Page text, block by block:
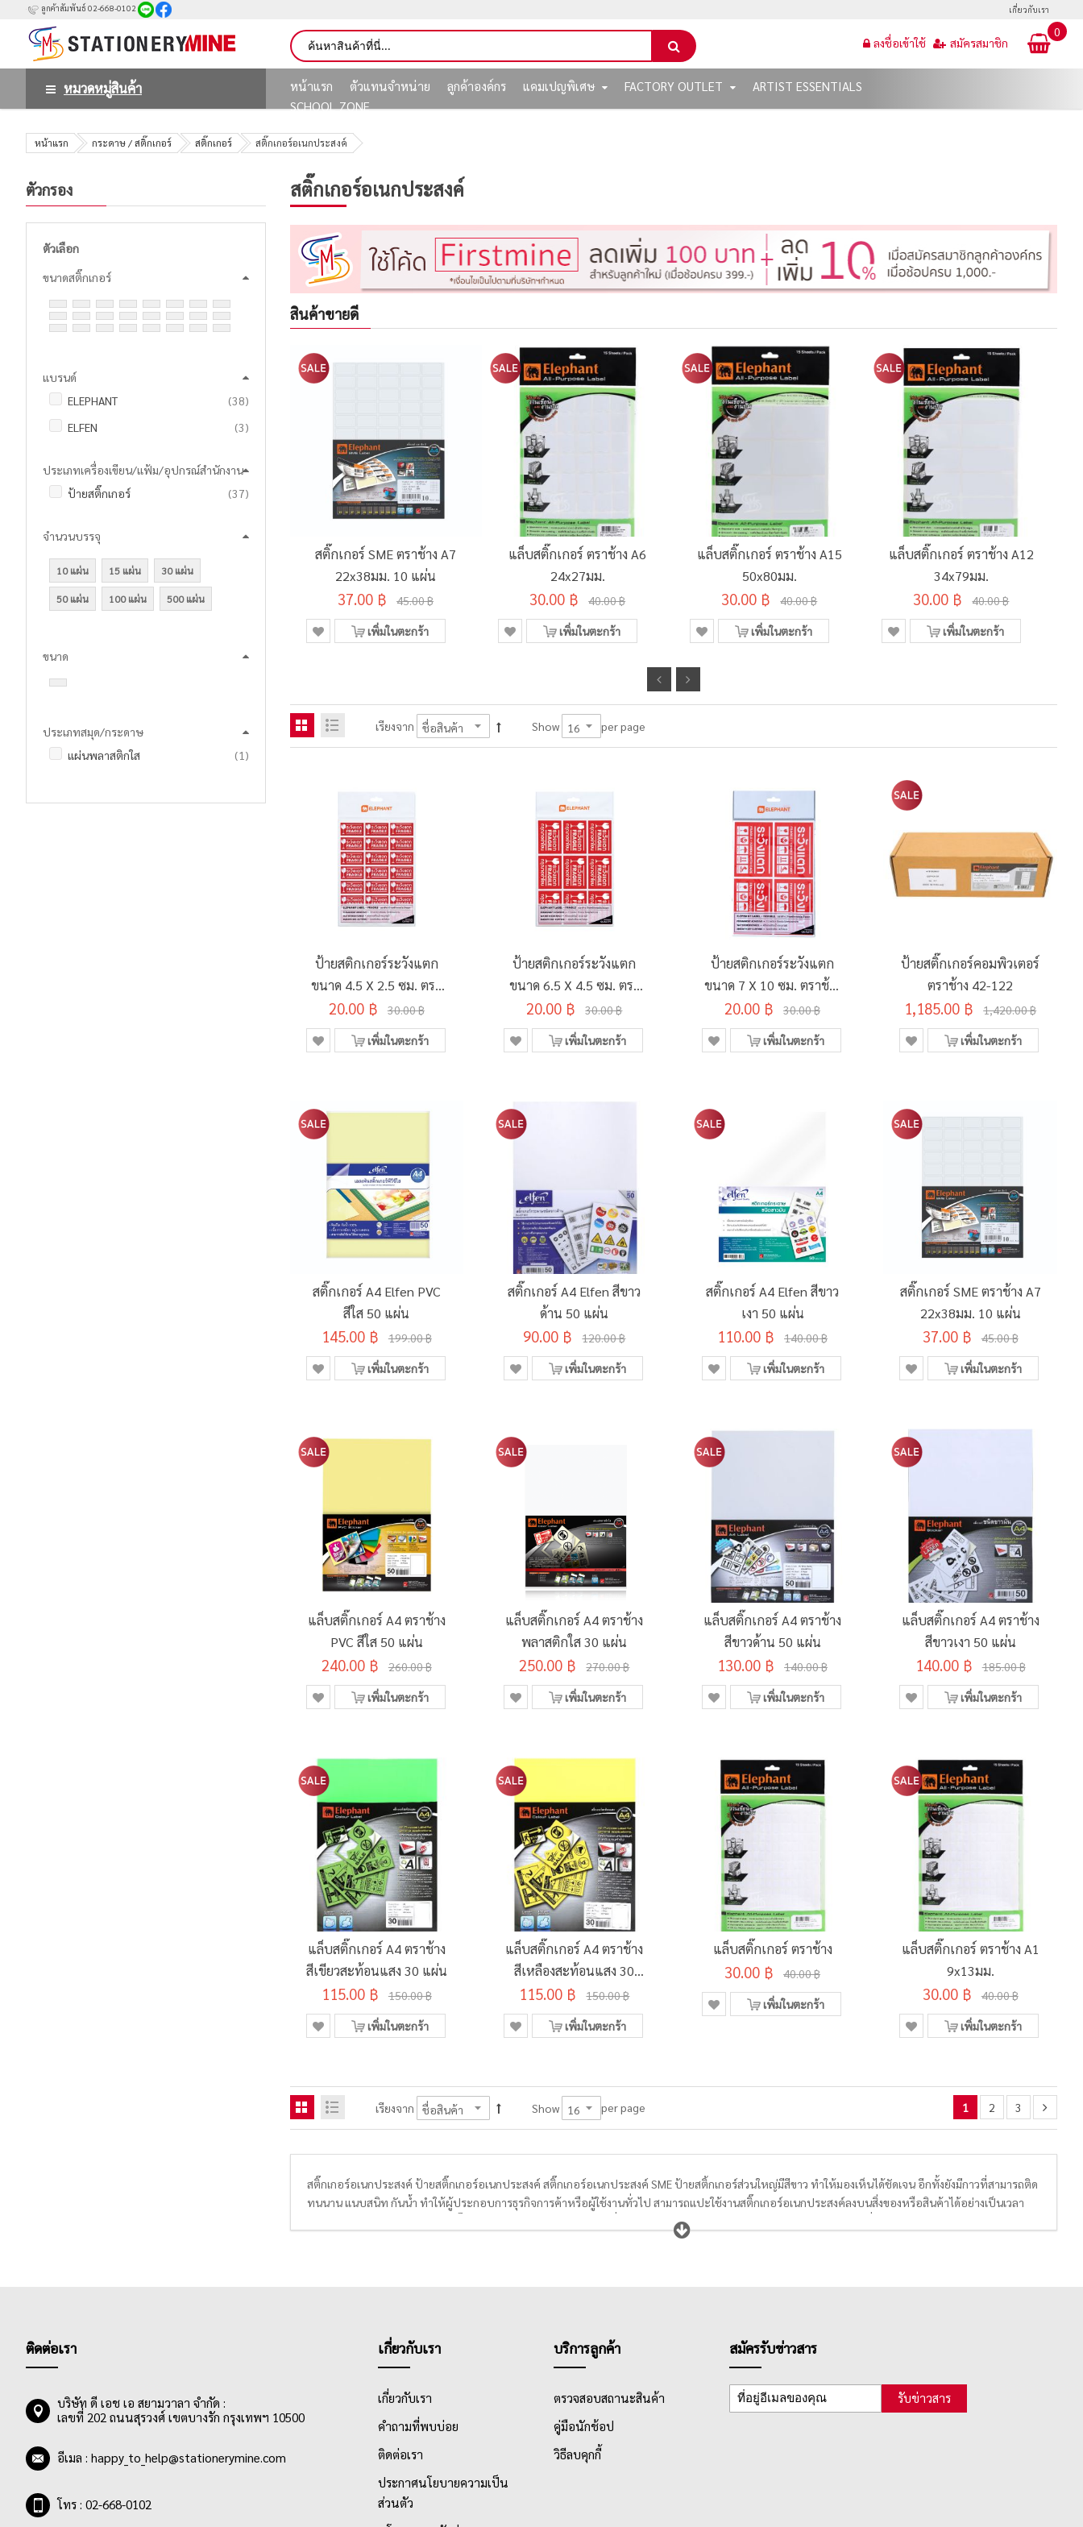
ลูกค้าสัมพันธ์ 02-668-0102 เกี่ยวกับเรา
0
ลงชื่อเข้าใช้ สมัครสมาชิก
หมวดหมู่สินค้า หน้าแรก ตัวแทนจำหน่าย ลูกค้าองค์กร แคมเปญพิเศษ FACTORY OUTLET
ARTIST ESSENTIALS
SCHOOL ZONE
หน้าแรก กระดาษ / สติ๊กเกอร์ สติ๊กเกอร์ สติ๊กเกอร์อเนกประสงค์
สติ๊กเกอร์อเนกประสงค์
สินค้าขายดี
สติ๊กเกอร์ SME ตราช้าง A7
22x38มม. 10 แผ่น
37.00 ฿ 45.00 ฿
เพิ่มในตะกร้า
แล็บสติ๊กเกอร์ ตราช้าง A6
24x27มม.
30.00 ฿ 40.00 ฿
เพิ่มในตะกร้า
แล็บสติ๊กเกอร์ ตราช้าง A15
50x80มม.
30.00 ฿ 40.00 ฿
เพิ่มในตะกร้า
แล็บสติ๊กเกอร์ ตราช้าง A12
34x79มม.
30.00 ฿ 40.00 ฿
เพิ่มในตะกร้า
เรียงจาก Show per page
ป้ายสติกเกอร์ระวังแตก
ขนาด 4.5 X 2.5 ซม. ตรา
ช้าง (21ดวง/5แผ่น/ถุง)
20.00 ฿ 30.00 ฿
เพิ่มในตะกร้า
ป้ายสติกเกอร์ระวังแตก
ขนาด 6.5 X 4.5 ซม. ตรา
ช้าง (9ดวง/5แผ่น/ถุง)
20.00 ฿ 30.00 ฿
เพิ่มในตะกร้า
ป้ายสติกเกอร์ระวังแตก
ขนาด 7 X 10 ซม. ตราช้าง
(4ดวง/5แผ่น/ถุง)
20.00 ฿ 30.00 ฿
เพิ่มในตะกร้า
ป้ายสติ๊กเกอร์คอมพิวเตอร์
ตราช้าง 42-122
1,185.00 ฿ 1,420.00 ฿
เพิ่มในตะกร้า
สติ๊กเกอร์ A4 Elfen PVC
สีใส 50 แผ่น
145.00 ฿ 199.00 ฿
เพิ่มในตะกร้า
สติ๊กเกอร์ A4 Elfen สีขาว
ด้าน 50 แผ่น
90.00 ฿ 120.00 ฿
เพิ่มในตะกร้า
สติ๊กเกอร์ A4 Elfen สีขาว
เงา 50 แผ่น
110.00 ฿ 140.00 ฿
เพิ่มในตะกร้า
สติ๊กเกอร์ SME ตราช้าง A7
22x38มม. 10 แผ่น
37.00 ฿ 45.00 ฿
เพิ่มในตะกร้า
แล็บสติ๊กเกอร์ A4 ตราช้าง
PVC สีใส 50 แผ่น
240.00 ฿ 260.00 ฿
เพิ่มในตะกร้า
แล็บสติ๊กเกอร์ A4 ตราช้าง
พลาสติกใส 30 แผ่น
250.00 ฿ 270.00 ฿
เพิ่มในตะกร้า
แล็บสติ๊กเกอร์ A4 ตราช้าง
สีขาวด้าน 50 แผ่น
130.00 ฿ 140.00 ฿
เพิ่มในตะกร้า
แล็บสติ๊กเกอร์ A4 ตราช้าง
สีขาวเงา 50 แผ่น
140.00 ฿ 185.00 ฿
เพิ่มในตะกร้า
แล็บสติ๊กเกอร์ A4 ตราช้าง
สีเขียวสะท้อนแสง 30 แผ่น
115.00 ฿ 150.00 ฿
เพิ่มในตะกร้า
แล็บสติ๊กเกอร์ A4 ตราช้าง
สีเหลืองสะท้อนแสง 30
แผ่น
115.00 ฿ 150.00 ฿
เพิ่มในตะกร้า
แล็บสติ๊กเกอร์ ตราช้าง
30.00 ฿ 40.00 ฿
เพิ่มในตะกร้า
แล็บสติ๊กเกอร์ ตราช้าง A1
9x13มม.
30.00 ฿ 40.00 ฿
เพิ่มในตะกร้า
เรียงจาก Show per page 1 2 3
สติ๊กเกอร์อเนกประสงค์ ป้ายสติ๊กเกอร์อเนกประสงค์ สติ๊กเกอร์อเนกประสงค์ SME ป้ายสติ้กเกอร์ส่วนใหญ่มีสีขาว ทำให้มองเห็นได้ชัดเจน อีกทั้งยังมีกาวที่สามารถติด
ทนนาน แนบสนิท กันน้ำ ทำให้ผู้ประกอบการธุรกิจการค้าหรือผู้ใช้งานทั่วไป สามารถแปะใช้งานสติ๊กเกอร์อเนกประสงค์ลงบนสิ่งของหรือสินค้าได้อย่างเป็นเวลา
นาน ไม่หลุดลอก บางคนใช้ป้ายสติ๊กเกอร์อเนกประสงค์ ในการพิมพ์ที่อยู่ลูกค้าแปะลงบนหน้ากล่องส่งให้กับลูกค้าปลายทาง เพื่อช่วยให้ข้อมูลในการขนส่ง นอกจาก
นี้สติ๊กเกอร์อเนกประสงค์ SME ยังสามารถใช้ร่วมกับเครื่องพิมพ์เลเซอร์เจ็ทและอิงค์เจ็ทได้อีกด้วย
ตัวกรอง
ตัวเลือก
ขนาดสติ๊กเกอร์
แบรนด์
ELEPHANT
38รายการ
ELFEN
3รายการ
ประเภทเครื่องเขียน/แฟ้ม/อุปกรณ์สำนักงาน
ป้ายสติ๊กเกอร์
37รายการ
จำนวนบรรจุ
10 แผ่น 15 แผ่น 30 แผ่น
50 แผ่น 100 แผ่น 500 แผ่น
ขนาด
ประเภทสมุด/กระดาษ
แผ่นพลาสติกใส
1 ชิ้น
ติดต่อเรา
บริษัท ดี เอช เอ สยามวาลา จำกัด :
เลขที่ 202 ถนนสุรวงศ์ เขตบางรัก กรุงเทพฯ 10500
อีเมล : happy_to_help@stationerymine.com
โทร : 02-668-0102
เกี่ยวกับเรา
เกี่ยวกับเรา
คำถามที่พบบ่อย
ติดต่อเรา
ประกาศนโยบายความเป็น
ส่วนตัว
บริการลูกค้า
ตรวจสอบสถานะสินค้า
คู่มือนักช้อป
วิธีลบคุกกี้
สมัครรับข่าวสาร
รับข่าวสาร